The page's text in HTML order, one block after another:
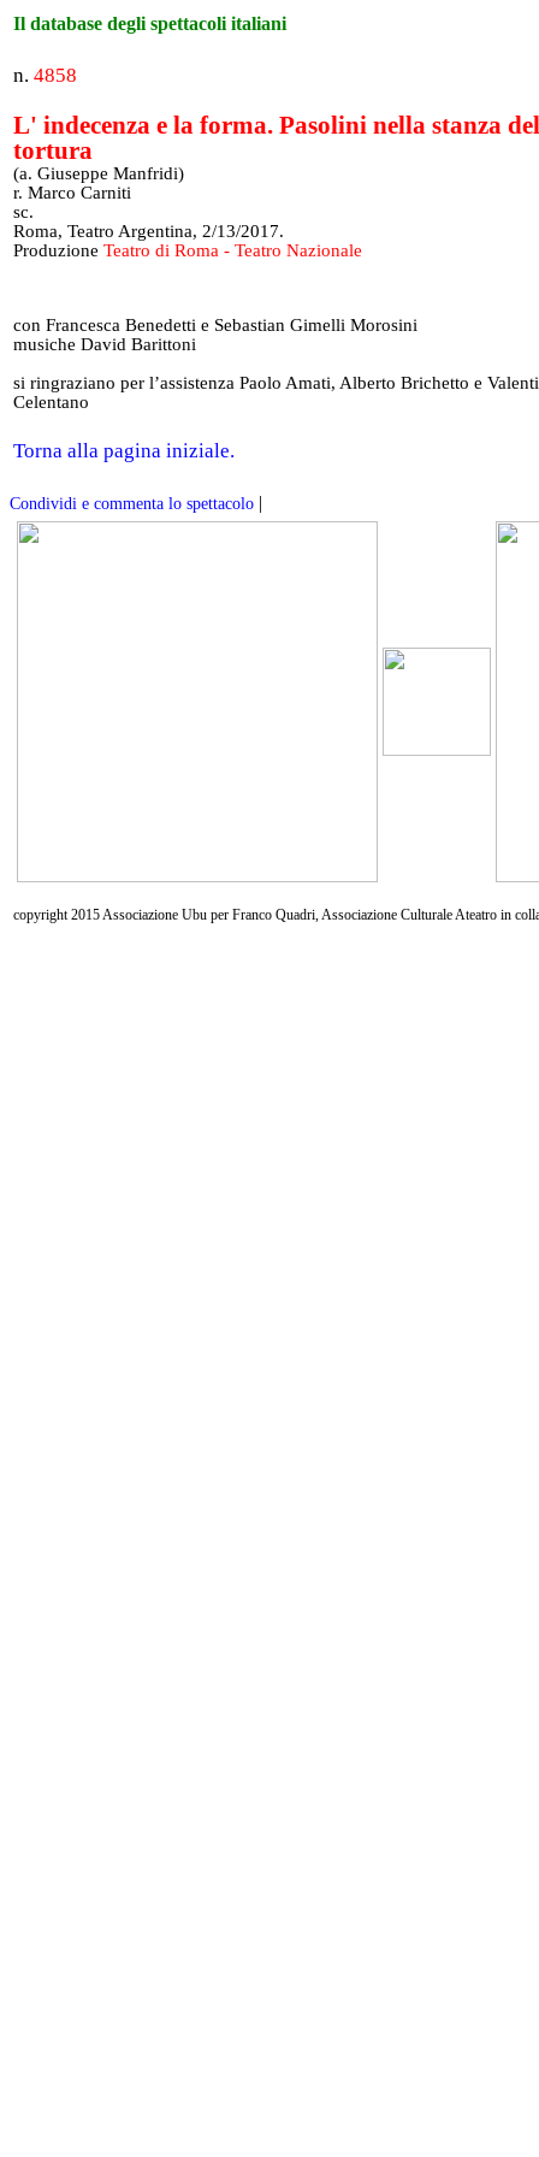
Il database degli spettacoli italiani
n. 4858
L' indecenza e la forma. Pasolini nella stanza
tortura
(a. Giuseppe Manfridi)
r. Marco Carniti
sc.
Roma, Teatro Argentina, 2/13/2017.
Produzione Teatro di Roma - Teatro Nazionale
con Francesca Benedetti e Sebastian Gimelli Morosini
musiche David Barittoni
si ringraziano per l’assistenza Paolo Amati, Alberto Brichetto e
Celentano
Torna alla pagina iniziale.
Condividi e commenta lo spettacolo |
copyright 2015 Associazione Ubu per Franco Quadri, Associazione Culturale Ateatro in